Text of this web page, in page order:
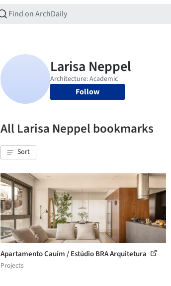
Follow
All Larisa Neppel bookmarks
Sort
Apartamento Cauím / Estúdio BRA Arquitetura
Projects